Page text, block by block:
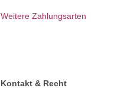
Weitere Zahlungsarten
Kontakt & Recht